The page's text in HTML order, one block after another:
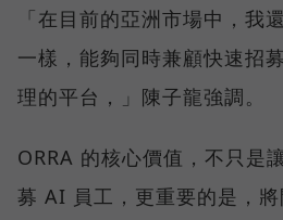
「在目前的亞洲市場中，我
一樣，能夠同時兼顧快速招
理的平台，」陳子龍強調。
ORRA 的核心價值，不只是
募 AI 員工，更重要的是，